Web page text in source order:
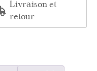
Livraison et
retour